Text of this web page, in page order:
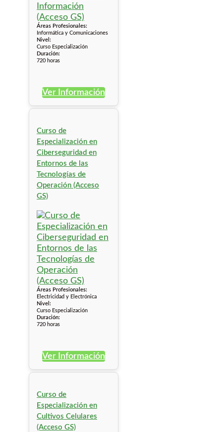
Áreas Profesionales:
Informática y Comunicaciones
Nivel:
Curso Especialización
Duración:
720 horas
Ver Información
Curso de
Especialización en
Ciberseguridad en
Entornos de las
Tecnologías de
Operación (Acceso
GS)
Áreas Profesionales:
Electricidad y Electrónica
Nivel:
Curso Especialización
Duración:
720 horas
Ver Información
Curso de
Especialización en
Cultivos Celulares
(Acceso GS)